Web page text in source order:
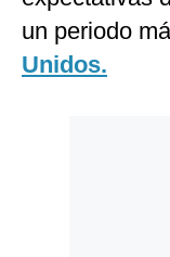
un periodo
Unidos.